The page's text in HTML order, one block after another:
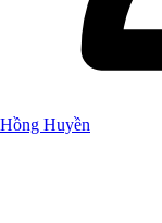
Hồng Huyền